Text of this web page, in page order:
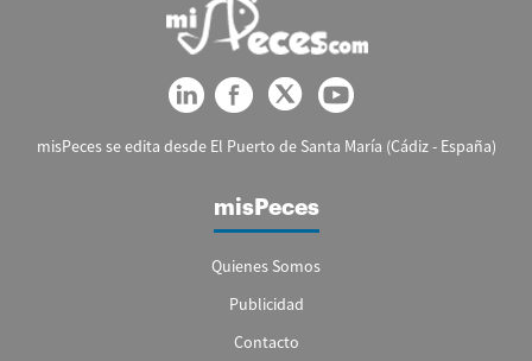
misPeces se edita desde El Puerto de Santa María (Cádiz - España)
misPeces
Quienes Somos
Publicidad
Contacto